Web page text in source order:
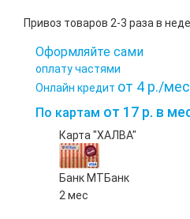
Привоз товаров 2-3 раза в
Оформляйте сами
оплату частями
Онлайн кредит от 4 р./
По картам от 17 р. в
Карта "ХАЛВА"
Банк МТБанк
2 мес